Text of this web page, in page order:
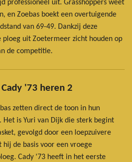
professioneel uit. Grasshoppers weet
en Zoebas boekt een overtuigende
van 69-49. Dankzij deze
uit Zoetermeer zicht houden op
de competitie.
'73 heren 2
zetten direct de toon in hun
Het is Yuri van Dijk die sterk begint
gevolgd door een loepzuivere
de basis voor een vroege
Cady '73 heeft in het eerste